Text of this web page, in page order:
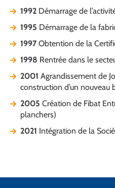
1992 Démarrage de
1995 Démarrage de la
1997 Obtention de la
1998 Rentrée dans le
2001 Agrandissement de
construction d’un nouveau
2005 Création de Fibat
planchers)
2021 Intégration de la